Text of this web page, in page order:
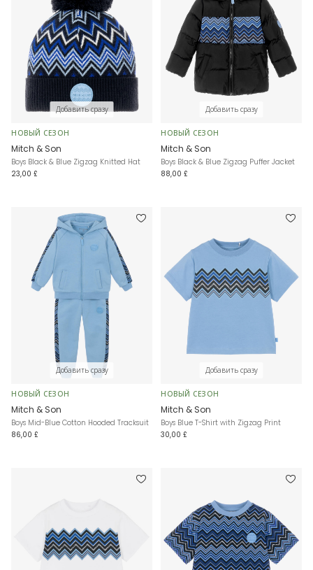
Добавить сразу
НОВЫЙ СЕЗОН
Mitch & Son
Boys Black & Blue Zigzag Knitted Hat
23,00 £
Добавить сразу
НОВЫЙ СЕЗОН
Mitch & Son
Boys Black & Blue Zigzag Puffer Jacket
88,00 £
Добавить сразу
НОВЫЙ СЕЗОН
Mitch & Son
Boys Mid-Blue Cotton Hooded Tracksuit
86,00 £
Добавить сразу
НОВЫЙ СЕЗОН
Mitch & Son
Boys Blue T-Shirt with Zigzag Print
30,00 £